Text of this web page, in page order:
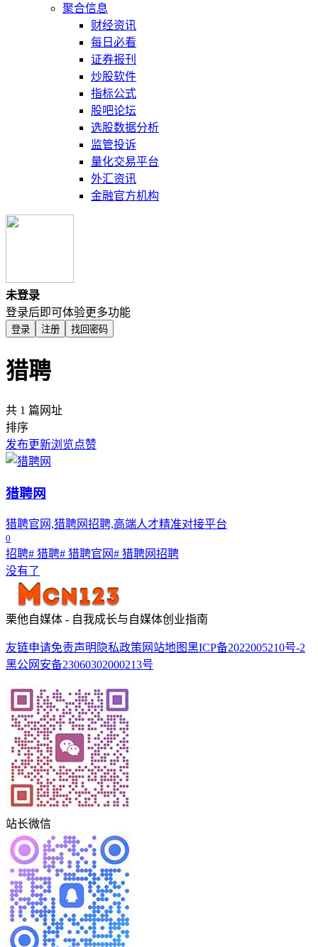
聚合信息
财经资讯
每日必看
证券报刊
炒股软件
指标公式
股吧论坛
选股数据分析
监管投诉
量化交易平台
外汇资讯
金融官方机构
未登录
登录后即可体验更多功能
登录 注册 找回密码
猎聘
共 1 篇网址
排序
发布更新浏览点赞
猎聘网
猎聘官网,猎聘网招聘,高端人才精准对接平台
0
招聘# 猎聘# 猎聘官网# 猎聘网招聘
没有了
栗他自媒体 - 自我成长与自媒体创业指南
友链申请免责声明 隐私政策 网站地图黑ICP备2022005210号-2
黑公网安备23060302000213号
站长微信